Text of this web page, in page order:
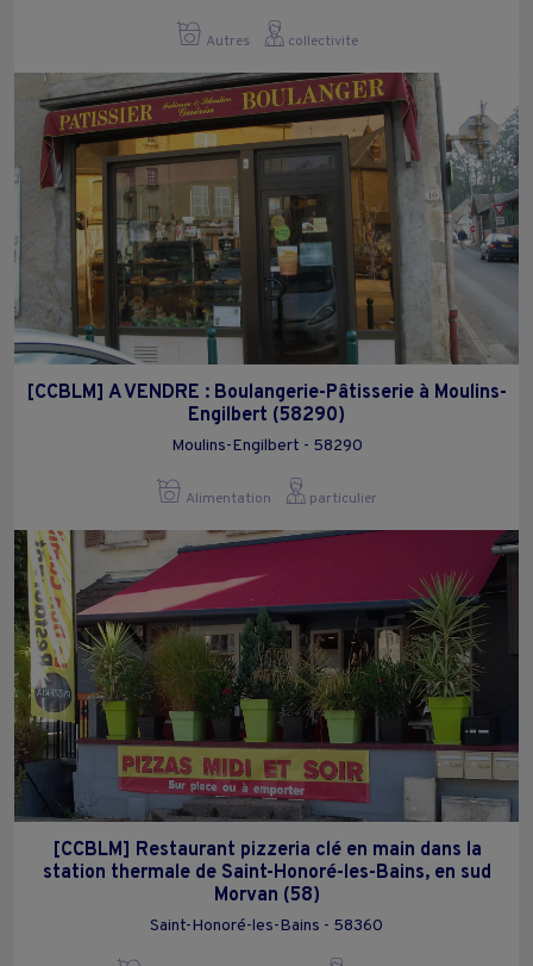
Autres collectivite
[CCBLM] A VENDRE : Boulangerie-Pâtisserie à Moulins-
Engilbert (58290)
Moulins-Engilbert - 58290
Alimentation particulier
[CCBLM] Restaurant pizzeria clé en main dans la
station thermale de Saint-Honoré-les-Bains, en sud
Morvan (58)
Saint-Honoré-les-Bains - 58360